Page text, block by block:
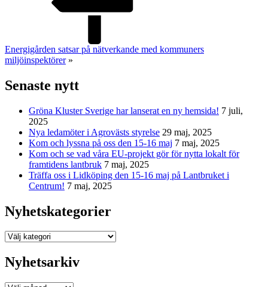
Energigården satsar på nätverkande med kommuners
miljöinspektörer»
Senaste nytt
Gröna Kluster Sverige har lanserat en ny hemsida! 7 juli,
2025
Nya ledamöter i Agrovästs styrelse 29 maj, 2025
Kom och lyssna på oss den 15-16 maj 7 maj, 2025
Kom och se vad våra EU-projekt gör för nytta lokalt för
framtidens lantbruk 7 maj, 2025
Träffa oss i Lidköping den 15-16 maj på Lantbruket i
Centrum! 7 maj, 2025
Nyhetskategorier
Nyhetskategorier
Nyhetsarkiv